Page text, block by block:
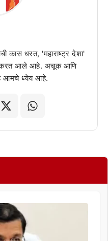
कास धरत, 'महाराष्ट्र देशा'
करत आले आहे. अचूक आणि
हे आमचे ध्येय आहे.